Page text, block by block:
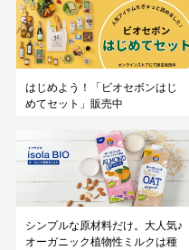
はじめよう！「ビオセボンはじ
めてセット」販売中
シンプルな原材料だけ。大人気♪
オーガニック植物性ミルクは種